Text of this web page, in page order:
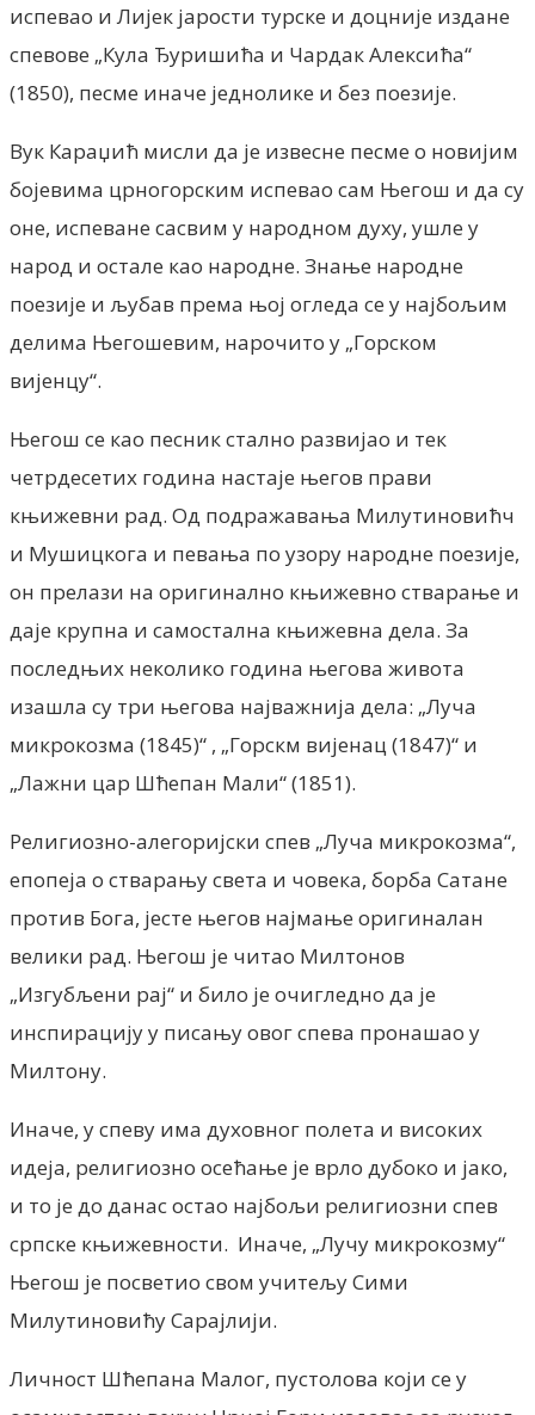
испевао и Лијек јарости турске и доцније издане
спевове „Кула Ђуришића и Чардак Алексића“
(1850), песме иначе једнолике и без поезије.
Вук Караџић мисли да је извесне песме о новијим
бојевима црногорским испевао сам Његош и да су
оне, испеване сасвим у народном духу, ушле у
народ и остале као народне. Знање народне
поезије и љубав према њој огледа се у најбољим
делима Његошевим, нарочито у „Горском
вијенцу“.
Његош се као песник стално развијао и тек
четрдесетих година настаје његов прави
књижевни рад. Од подражавања Милутиновићч
и Мушицкога и певања по узору народне поезије,
он прелази на оригинално књижевно стварање и
даје крупна и самостална књижевна дела. За
последњих неколико година његова живота
изашла су три његова најважнија дела: „Луча
микрокозма (1845)“ , „Горскм вијенац (1847)“ и
„Лажни цар Шћепан Мали“ (1851).
Религиозно-алегоријски спев „Луча микрокозма“,
епопеја о стварању света и човека, борба Сатане
против Бога, јесте његов најмање оригиналан
велики рад. Његош је читао Милтонов
„Изгубљени рај“ и било је очигледно да је
инспирацију у писању овог спева пронашао у
Милтону.
Иначе, у спеву има духовног полета и високих
идеја, религиозно осећање је врло дубоко и јако,
и то је до данас остао најбољи религиозни спев
српске књижевности. Иначе, „Лучу микрокозму“
Његош је посветио свом учитељу Сими
Милутиновићу Сарајлији.
Личност Шћепана Малог, пустолова који се у